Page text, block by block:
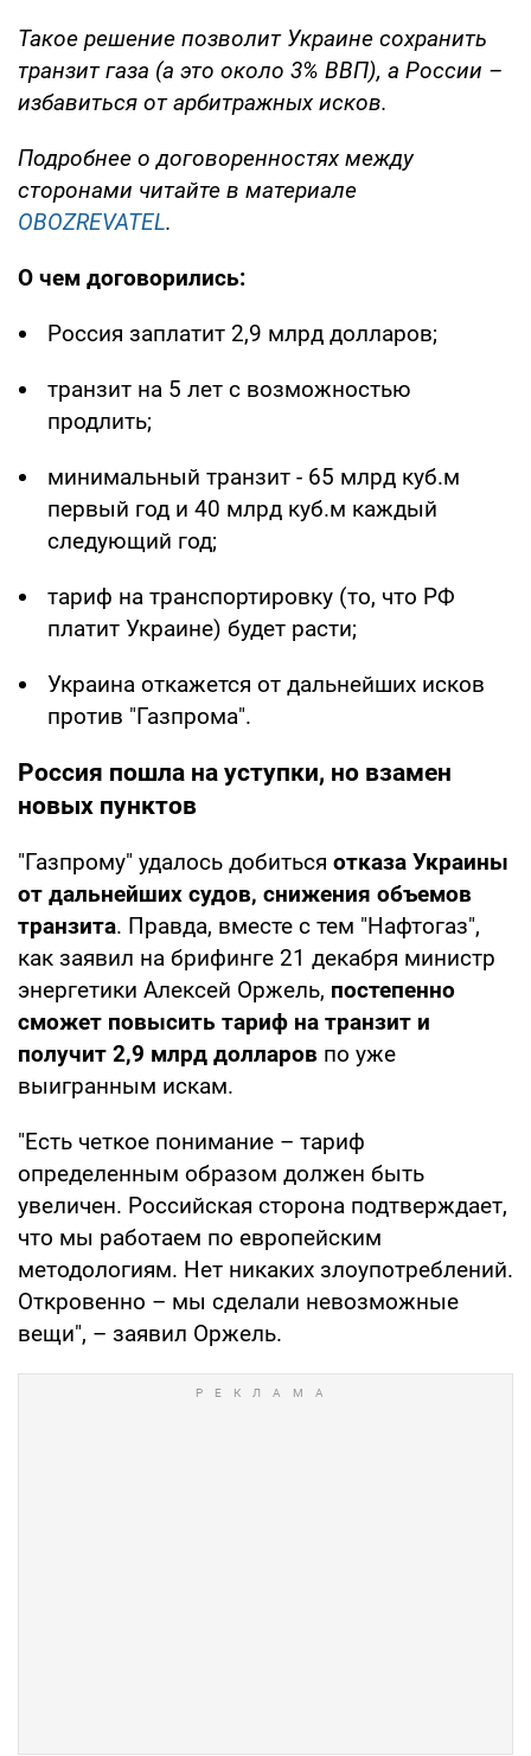
Такое решение позволит Украине сохранить
транзит газа (а это около 3% ВВП), а России –
избавиться от арбитражных исков.
Подробнее о договоренностях между
сторонами читайте в материале
OBOZREVATEL.
О чем договорились:
Россия заплатит 2,9 млрд долларов;
транзит на 5 лет с возможностью
продлить;
минимальный транзит - 65 млрд куб.м
первый год и 40 млрд куб.м каждый
следующий год;
тариф на транспортировку (то, что РФ
платит Украине) будет расти;
Украина откажется от дальнейших исков
против "Газпрома".
Россия пошла на уступки, но взамен
новых пунктов
"Газпрому" удалось добиться отказа Украины
от дальнейших судов, снижения объемов
транзита. Правда, вместе с тем "Нафтогаз",
как заявил на брифинге 21 декабря министр
энергетики Алексей Оржель, постепенно
сможет повысить тариф на транзит и
получит 2,9 млрд долларов по уже
выигранным искам.
"Есть четкое понимание – тариф
определенным образом должен быть
увеличен. Российская сторона подтверждает,
что мы работаем по европейским
методологиям. Нет никаких злоупотреблений.
Откровенно – мы сделали невозможные
вещи", – заявил Оржель.